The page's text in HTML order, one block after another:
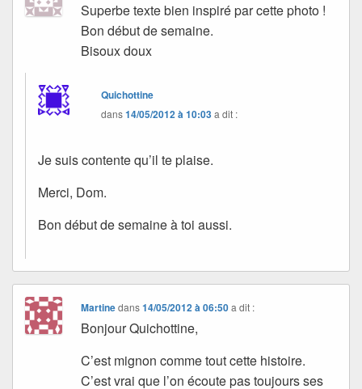
Superbe texte bien inspiré par cette photo !
Bon début de semaine.
Bisoux doux
Quichottine
dans14/05/2012 à 10:03a dit :
Je suis contente qu’il te plaise.
Merci, Dom.
Bon début de semaine à toi aussi.
Martinedans14/05/2012 à 06:50 a dit :
Bonjour Quichottine,
C’est mignon comme tout cette histoire.
C’est vrai que l’on écoute pas toujours ses